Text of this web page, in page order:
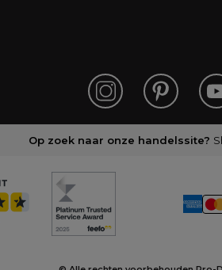
Op zoek naar onze handelssite?